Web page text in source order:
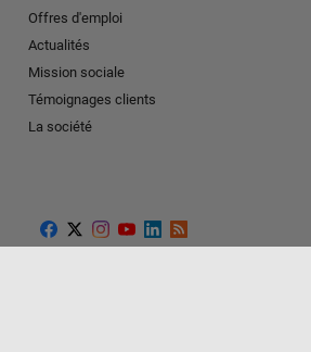
Offres d'emploi
Actualités
Mission sociale
Témoignages clients
La société